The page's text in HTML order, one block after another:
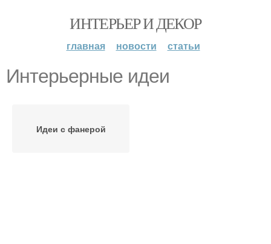
ИНТЕРЬЕР И ДЕКОР
главная новости статьи
Интерьерные идеи
Идеи с фанерой